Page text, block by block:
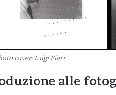
cover: Luigi Fiori
alle